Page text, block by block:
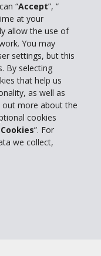
“Accept”, “
at your
allow the use of
You may
settings, but this
By selecting
that help us
as well as
out more about the
cookies
”. For
we collect,